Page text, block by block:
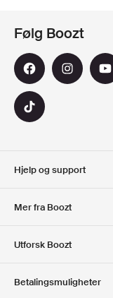
Hjelp og support
Mer fra Boozt
Club Boozt
Utforsk Boozt
Følg Boozt
Betalingsmuligheter